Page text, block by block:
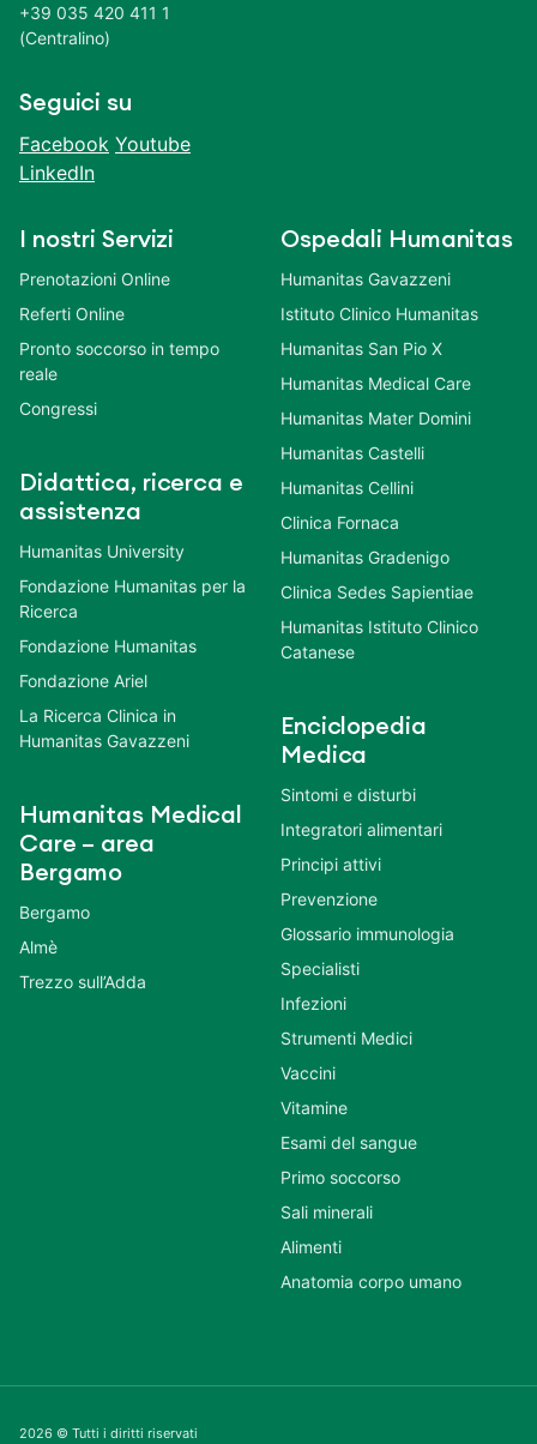
+39 035 420 411 1
(Centralino)
Seguici su
Facebook Youtube
LinkedIn
I nostri Servizi
Prenotazioni Online
Referti Online
Pronto soccorso in tempo
reale
Congressi
Didattica, ricerca e
assistenza
Humanitas University
Fondazione Humanitas per la
Ricerca
Fondazione Humanitas
Fondazione Ariel
La Ricerca Clinica in
Humanitas Gavazzeni
Humanitas Medical
Care – area
Bergamo
Bergamo
Almè
Trezzo sull’Adda
Ospedali Humanitas
Humanitas Gavazzeni
Istituto Clinico Humanitas
Humanitas San Pio X
Humanitas Medical Care
Humanitas Mater Domini
Humanitas Castelli
Humanitas Cellini
Clinica Fornaca
Humanitas Gradenigo
Clinica Sedes Sapientiae
Humanitas Istituto Clinico
Catanese
Enciclopedia
Medica
Sintomi e disturbi
Integratori alimentari
Principi attivi
Prevenzione
Glossario immunologia
Specialisti
Infezioni
Strumenti Medici
Vaccini
Vitamine
Esami del sangue
Primo soccorso
Sali minerali
Alimenti
Anatomia corpo umano
2026 © Tutti i diritti riservati